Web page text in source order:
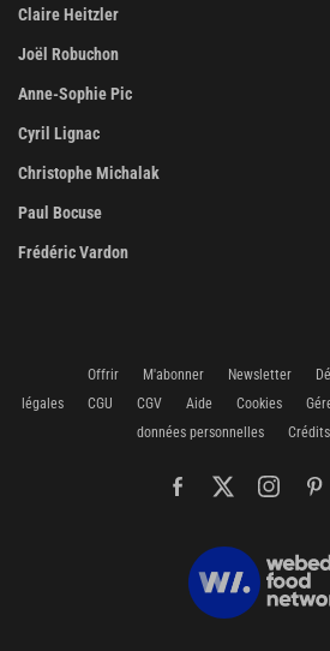
Claire Heitzler
Joël Robuchon
Anne-Sophie Pic
Cyril Lignac
Christophe Michalak
Paul Bocuse
Frédéric Vardon
Offrir M'abonner Newsletter
légales
CGU CGV Aide Cookies
données personnelles
Crédits